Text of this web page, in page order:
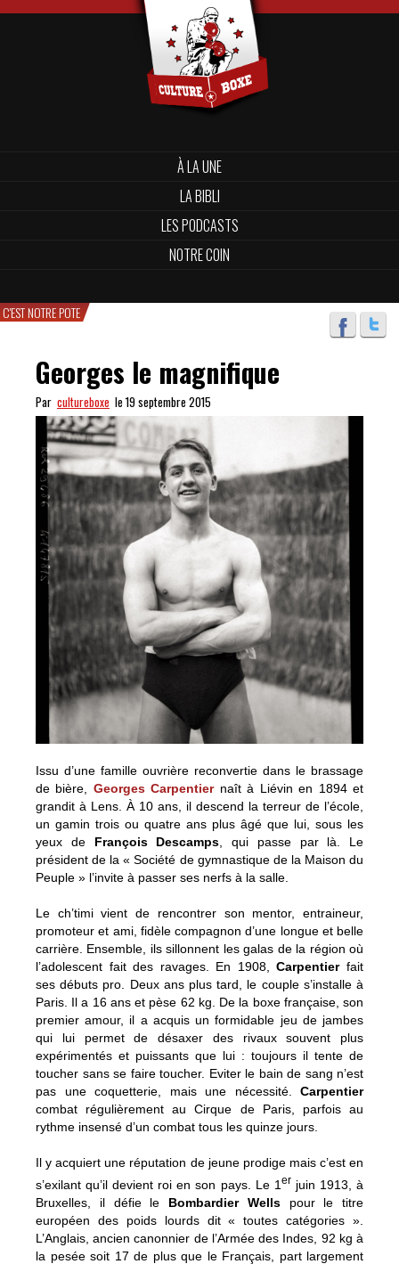
À LA UNE
LA BIBLI
LES PODCASTS
NOTRE COIN
C'EST NOTRE POTE
Georges le magnifique
Par cultureboxe le 19 septembre 2015
Issu d’une famille ouvrière reconvertie dans le brassage
de bière, Georges Carpentiernaît à Liévin en 1894 et
grandit à Lens. À 10 ans, il descend la terreur de l’école,
un gamin trois ou quatre ans plus âgé que lui, sous les
yeux de François Descamps , qui passe par là. Le
président de la « Société de gymnastique de la Maison du
Peuple » l’invite à passer ses nerfs à la salle.
Le ch’timi vient de rencontrer son mentor, entraineur,
promoteur et ami, fidèle compagnon d’une longue et belle
carrière. Ensemble, ils sillonnent les galas de la région où
l’adolescent fait des ravages. En 1908,Carpentierfait
ses débuts pro. Deux ans plus tard, le couple s’installe à
Paris. Il a 16 ans et pèse 62 kg. De la boxe française, son
premier amour, il a acquis un formidable jeu de jambes
qui lui permet de désaxer des rivaux souvent plus
expérimentés et puissants que lui : toujours il tente de
toucher sans se faire toucher. Eviter le bain de sang n’est
pas une coquetterie, mais une nécessité. Carpentier
combat régulièrement au Cirque de Paris, parfois au
rythme insensé d’un combat tous les quinze jours.
Il y acquiert une réputation de jeune prodige mais c’est en
s’exilant qu’il devient roi en son pays. Le 1 er juin 1913, à
Bruxelles, il défie le Bombardier Wellspour le titre
européen des poids lourds dit « toutes catégories ».
L’Anglais, ancien canonnier de l’Armée des Indes, 92 kg à
la pesée soit 17 de plus que le Français, part largement